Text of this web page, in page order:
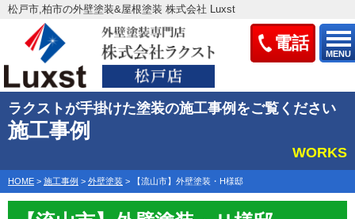
電話
MENU
松戸市,柏市の外壁塗装&屋根塗装 株式会社 Luxst
ラクストが手掛けた塗装の施工事例をご覧ください
施工事例
WORKS
HOME > 施工事例 > 外壁塗装 > 【流山市】外壁塗装・H様邸